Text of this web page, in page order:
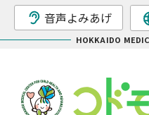
HOKKAIDO
音声よみあげ